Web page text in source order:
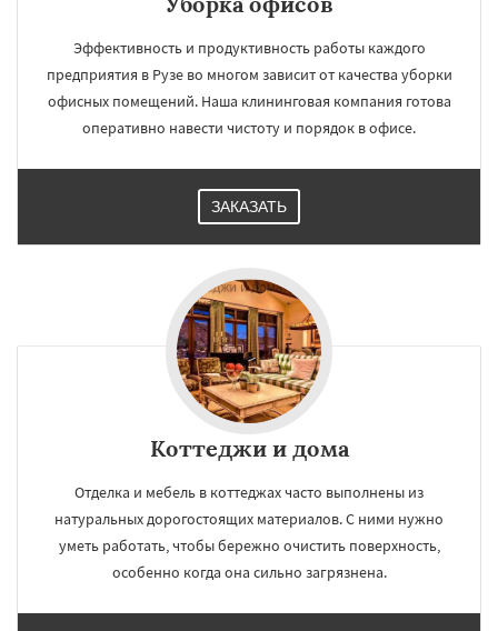
Эффективность и продуктивность работы каждого
предприятия в Рузе во многом зависит от качества уборки
офисных помещений. Наша клининговая компания готова
оперативно навести чистоту и порядок в офисе.
ЗАКАЗАТЬ
Коттеджи и дома
Отделка и мебель в коттеджах часто выполнены из
натуральных дорогостоящих материалов. С ними нужно
уметь работать, чтобы бережно очистить поверхность,
особенно когда она сильно загрязнена.